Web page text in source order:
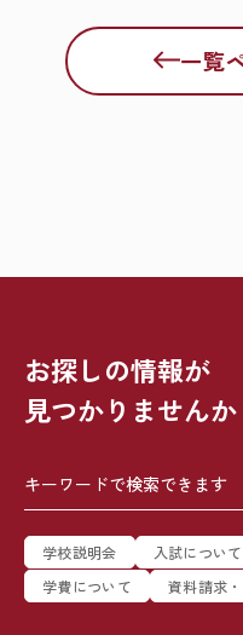
一覧
お探しの情報が
見つかりませんか
学校説明会 入試について
学費について
資料請求